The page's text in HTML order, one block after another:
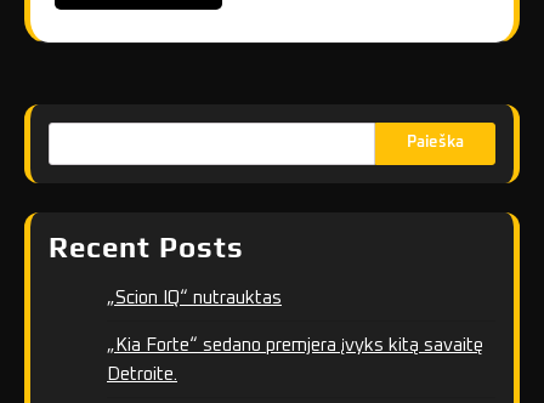
Paieška
Recent Posts
„Scion IQ“ nutrauktas
„Kia Forte“ sedano premjera įvyks kitą savaitę
Detroite.